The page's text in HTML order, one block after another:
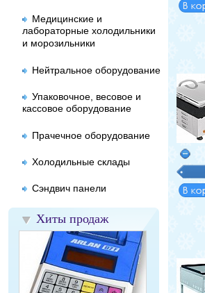
Медицинские и
лабораторные холодильники
и морозильники
Нейтральное оборудование
Упаковочное, весовое и
кассовое оборудование
Прачечное оборудование
Холодильные склады
Сэндвич панели
Хиты продаж